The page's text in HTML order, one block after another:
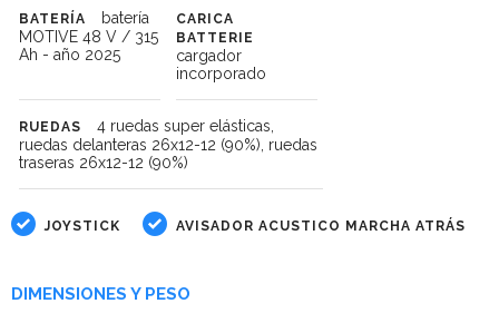
BATERÍA
batería
MOTIVE 48 V / 315
Ah - año 2025
CARICA
BATTERIE
cargador
incorporado
RUEDAS
4 ruedas super elásticas,
ruedas delanteras 26x12-12 (90%), ruedas
traseras 26x12-12 (90%)
JOYSTICK AVISADOR ACUSTICO MARCHA ATRÁS
DIMENSIONES Y PESO